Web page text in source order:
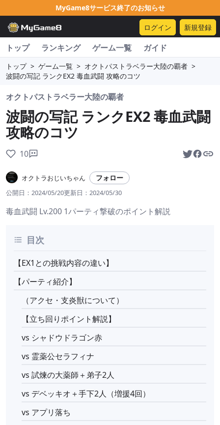
MyGame8サービス終了のお知らせ
ログイン 新規登録
トップ ランキング ゲーム一覧 ガイド
トップ > ゲーム一覧 > オクトパストラベラー大陸の覇者 >
波闘の写記 ランクEX2 毒血武闘 攻略のコツ
オクトパストラベラー大陸の覇者
波闘の写記 ランクEX2 毒血武闘
攻略のコツ
10
オクトラおじいちゃん フォロー
公開日： 2024/05/20更新日： 2024/05/30
毒血武闘 Lv.200 1パーティ撃破のポイント解説
目次
【EX1との挑戦内容の違い】
【パーティ紹介】
（アクセ・支炎獣について）
【立ち回りポイント解説】
vs シャドウドラゴン赤
vs 霊薬公セラフィナ
vs 試煉の大薬師＋弟子2人
vs デベッキオ＋手下2人（増援4回）
vs アプリ落ち